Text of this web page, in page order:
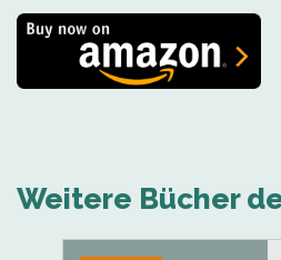
Weitere Bücher